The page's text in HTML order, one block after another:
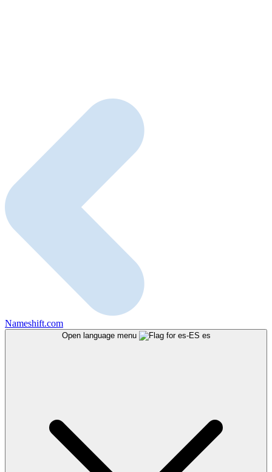
Nameshift.com
Open language menu es